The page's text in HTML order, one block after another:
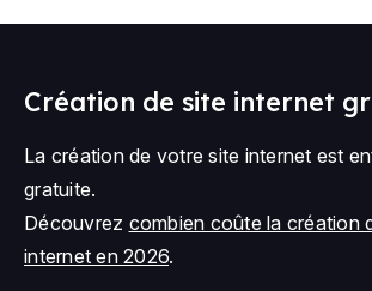
Création de site internet
La création de votre site internet est
gratuite.
Découvrez combien coûte la création
internet en 2026.